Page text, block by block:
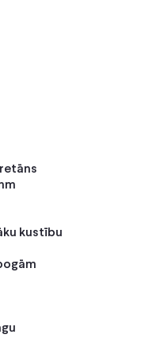
kustību